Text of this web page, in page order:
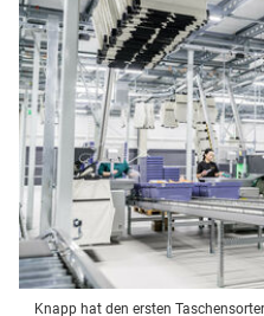
Knapp hat den ersten